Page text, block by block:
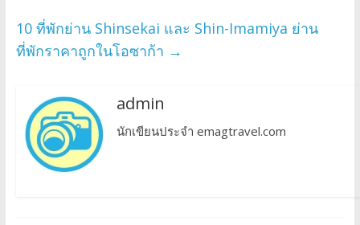
10 ที่พักย่าน Shinsekai และ Shin-Imamiya ย่าน
ที่พักราคาถูกในโอซาก้า →
admin
นักเขียนประจำ emagtravel.com